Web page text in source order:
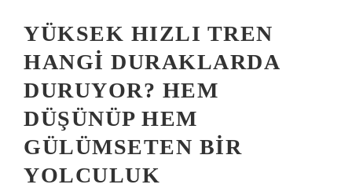
YÜKSEK HIZLI TREN
HANGI DURAKLARDA
DURUYOR? HEM
DÜŞÜNÜP HEM
GÜLÜMSETEN BIR
YOLCULUK